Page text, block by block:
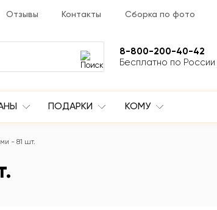
Отзывы Контакты Сборка по фото
8-800-200-40-42
Бесплатно по России
ПОДАРКИ КОМУ
- 81 шт.